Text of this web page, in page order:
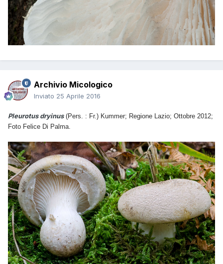
Archivio Micologico
Inviato 25 Aprile 2016
Pleurotus dryinus (Pers. : Fr.) Kummer; Regione Lazio; Ottobre 2012;
Foto Felice Di Palma.